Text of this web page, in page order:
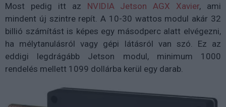
Most pedig itt az NVIDIA Jetson AGX Xavier, ami
mindent új szintre repít. A 10-30 wattos modul akár 32
billió számítást is képes egy másodperc alatt elvégezni,
ha mélytanulásról vagy gépi látásról van szó. Ez az
eddigi legdrágább Jetson modul, minimum 1000
rendelés mellett 1099 dollárba kerül egy darab.